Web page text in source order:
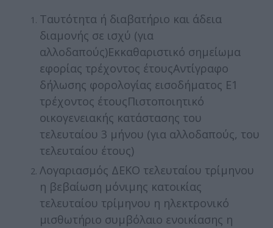
Ταυτότητα ή διαβατήριο και άδεια
διαμονής σε ισχύ (για
αλλοδαπούς)Εκκαθαριστικό σημείωμα
εφορίας τρέχοντος έτουςΑντίγραφο
δήλωσης φορολογίας εισοδήματος Ε1
τρέχοντος έτουςΠιστοποιητικό
οικογενειακής κατάστασης του
τελευταίου 3 μήνου (για αλλοδαπούς, του
τελευταίου έτους)
Λογαριασμός ΔΕΚΟ τελευταίου τρίμηνου
η βεβαίωση μόνιμης κατοικίας
τελευταίου τρίμηνου η ηλεκτρονικό
μισθωτήριο συμβόλαιο ενοικίασης η